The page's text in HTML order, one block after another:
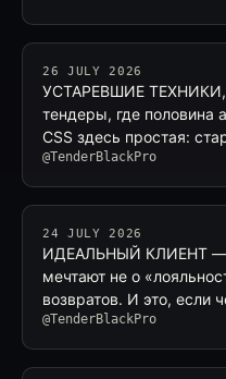
26 JULY 2026
УСТАРЕВШИЕ
тендеры, где половина
CSS здесь простая:
@TenderBlackPro
24 JULY 2026
ИДЕАЛЬНЫЙ КЛИЕНТ
мечтают не о
возвратов. И это, если
@TenderBlackPro